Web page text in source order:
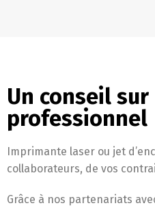
Un conseil
professionnel
Imprimante laser ou jet
collaborateurs, de vos
Grâce à nos partenariats